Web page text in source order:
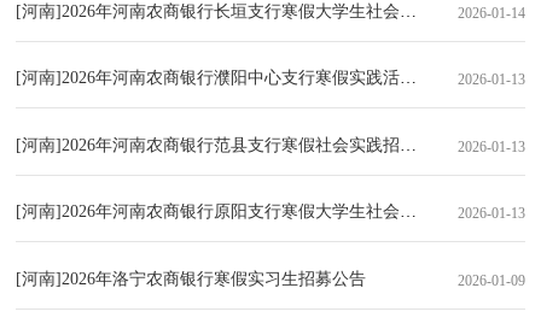
[河南]2026年河南农商银行长垣支行寒假大学生社会实践招聘公告
2026-01-14
[河南]2026年河南农商银行濮阳中心支行寒假实践活动招聘公告2026-01-13
[河南]2026年河南农商银行范县支行寒假社会实践招聘公告 2026-01-13
[河南]2026年河南农商银行原阳支行寒假大学生社会实践招募公告
2026-01-13
[河南]2026年洛宁农商银行寒假实习生招募公告 2026-01-09